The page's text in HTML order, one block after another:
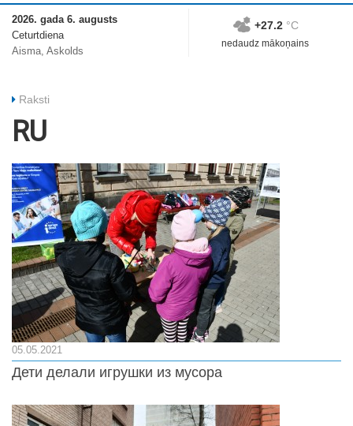
2026. gada 6. augusts
Ceturtdiena
Aisma, Askolds
+27.2 °C
nedaudz mākoņains
Raksti
RU
05.05.2021
Дети делали игрушки из мусора